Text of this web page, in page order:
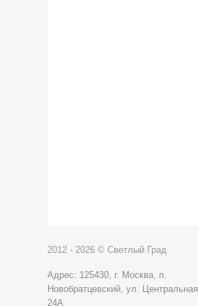
2012 - 2026 © Светлый Град
Адрес: 125430, г. Москва, п.
Новобратцевский, ул. Центральная,
24А